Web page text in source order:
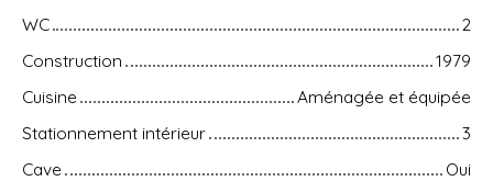
WC
2
Construction
1979
Cuisine
Aménagée et équipée
Stationnement intérieur
3
Cave
Oui